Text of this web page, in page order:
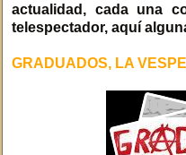
actualidad, cada una
telespectador, aquí
GRADUADOS, LA